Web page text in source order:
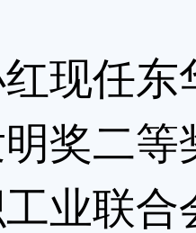
任东
奖二
业联